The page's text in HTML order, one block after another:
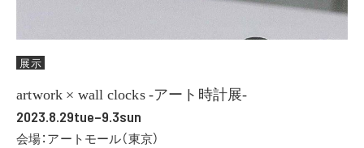
展示
artwork × wall clocks -アート時計展-
2023.8.29tue–9.3sun
会場：アートモール（東京）